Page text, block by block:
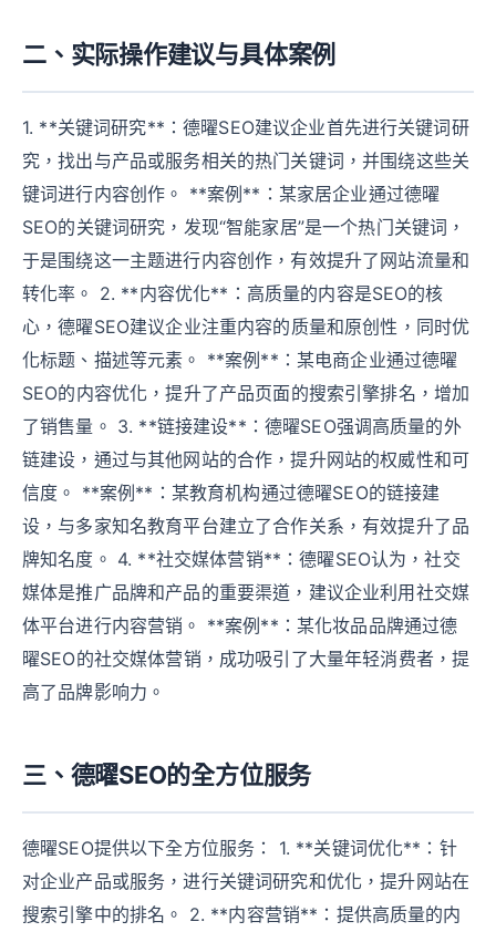
二、实际操作建议与具体案例
1. **关键词研究**：德曜SEO建议企业首先进行关键词研
究，找出与产品或服务相关的热门关键词，并围绕这些关
键词进行内容创作。 **案例**：某家居企业通过德曜
SEO的关键词研究，发现“智能家居”是一个热门关键词，
于是围绕这一主题进行内容创作，有效提升了网站流量和
转化率。 2. **内容优化**：高质量的内容是SEO的核
心，德曜SEO建议企业注重内容的质量和原创性，同时优
化标题、描述等元素。 **案例**：某电商企业通过德曜
SEO的内容优化，提升了产品页面的搜索引擎排名，增加
了销售量。 3. **链接建设**：德曜SEO强调高质量的外
链建设，通过与其他网站的合作，提升网站的权威性和可
信度。 **案例**：某教育机构通过德曜SEO的链接建
设，与多家知名教育平台建立了合作关系，有效提升了品
牌知名度。 4. **社交媒体营销**：德曜SEO认为，社交
媒体是推广品牌和产品的重要渠道，建议企业利用社交媒
体平台进行内容营销。 **案例**：某化妆品品牌通过德
曜SEO的社交媒体营销，成功吸引了大量年轻消费者，提
高了品牌影响力。
三、德曜SEO的全方位服务
德曜SEO提供以下全方位服务： 1. **关键词优化**：针
对企业产品或服务，进行关键词研究和优化，提升网站在
搜索引擎中的排名。 2. **内容营销**：提供高质量的内